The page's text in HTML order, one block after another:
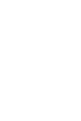
option n'est pas